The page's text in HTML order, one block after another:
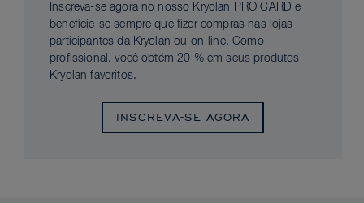
Inscreva-se agora no nosso Kryolan PRO CARD e
beneficie-se sempre que fizer compras nas lojas
participantes da Kryolan ou on-line. Como
profissional, você obtém 20 % em seus produtos
Kryolan favoritos.
INSCREVA-SE AGORA